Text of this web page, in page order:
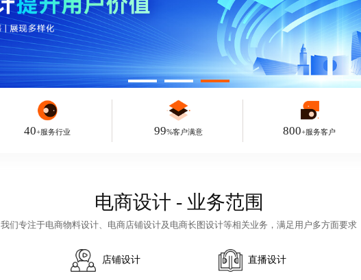
40+服务行业 99%客户满意 800+服务客户
电商设计 - 业务范围
我们专注于电商物料设计 电商店铺设计及 电商长图设计等相关业务，满足用户多方面要求
店铺设计 直播设计